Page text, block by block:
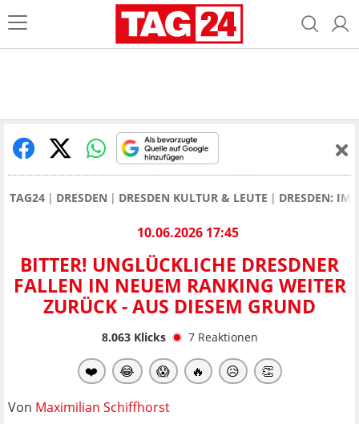
TAG24 DRESDEN DRESDEN KULTUR & LEUTE DRESDEN: IM
10.06.2026 17:45
BITTER! UNGLÜCKLICHE DRESDNER
FALLEN IN NEUEM RANKING WEITER
ZURÜCK - AUS DIESEM GRUND
8.063Klicks 7 Reaktionen
❤️ 😂 😱 🔥 😥 👏
Von Maximilian Schiffhorst